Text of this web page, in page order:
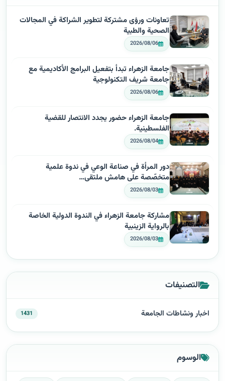
تعاونات ورؤى مشتركة لتطوير الشراكة في المجالات
الصحية والطبية
2026/08/06
جامعة الزهراء تبدأ بتفعيل البرامج الأكاديمية مع
جامعة شريف التكنولوجية
2026/08/06
جامعة الزهراء حضور يجدد الانتصار للقضية
الفلسطينية.
2026/08/04
دور المرأة في صناعة الوعي في ندوة علمية
متخصّصة على هامش ملتقى…
2026/08/03
مشاركة جامعة الزهراء في الندوة الدولية الخاصة
بالرواية الزينبية
2026/08/03
التصنيفات
اخبار ونشاطات الجامعة 1431
الوسوم